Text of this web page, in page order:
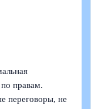
по правам.
переговоры, не